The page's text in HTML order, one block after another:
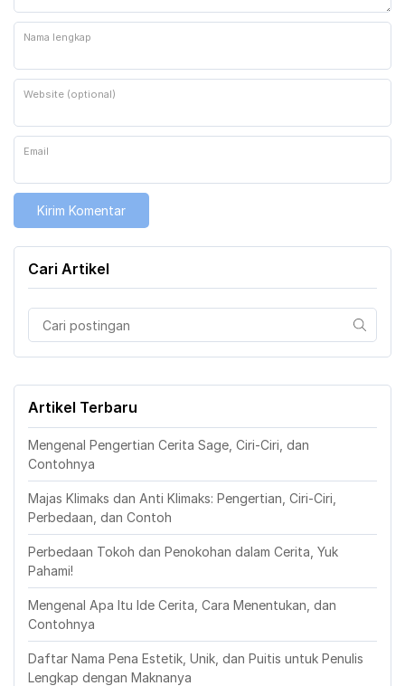
Nama lengkap
Website (optional)
Email
Cari Artikel
Artikel Terbaru
Mengenal Pengertian Cerita Sage, Ciri-Ciri, dan
Contohnya
Majas Klimaks dan Anti Klimaks: Pengertian, Ciri-Ciri,
Perbedaan, dan Contoh
Perbedaan Tokoh dan Penokohan dalam Cerita, Yuk
Pahami!
Mengenal Apa Itu Ide Cerita, Cara Menentukan, dan
Contohnya
Daftar Nama Pena Estetik, Unik, dan Puitis untuk Penulis
Lengkap dengan Maknanya